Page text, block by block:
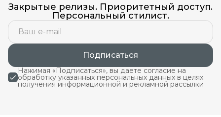
Закрытые релизы. Приоритетный доступ.
Персональный стилист.
Подписаться
Нажимая «Подписаться», вы даете согласие на
обработку указанных персональных данных в целях
получения информационной и рекламной рассылки